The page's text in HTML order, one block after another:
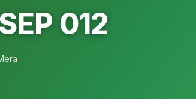
012